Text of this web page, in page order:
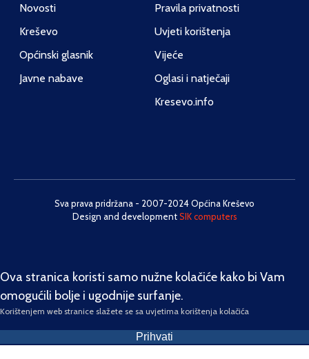
Novosti
Kreševo
Općinski glasnik
Javne nabave
Pravila privatnosti
Uvjeti korištenja
Vijeće
Oglasi i natječaji
Kresevo.info
Sva prava pridržana - 2007-2024 Općina Kreševo
Design and developmentSIK computers
Ova stranica koristi samo nužne kolačiće kako bi Vam
omogućili bolje i ugodnije surfanje.
Korištenjem web stranice slažete se sa uvjetima korištenja kolačića
Prihvati